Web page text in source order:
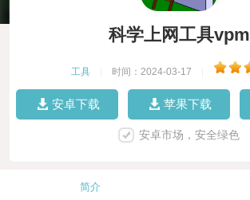
科学上网工具vpm
工具 时间：2024-03-17
安卓下载 苹果下载
安卓市场，安全绿色
简介